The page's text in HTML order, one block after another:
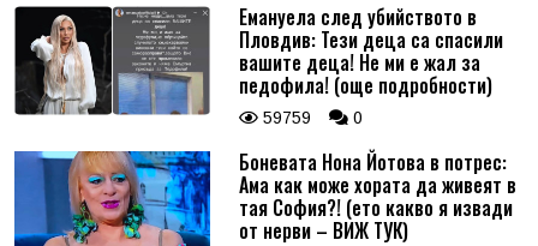
Емануела след убийството в
Пловдив: Тези деца са спасили
вашите деца! Не ми е жал за
педофила! (още подробности)
59759 0
Боневата Нона Йотова в потрес:
Ама как може хората да живеят в
тая София?! (ето какво я извади
от нерви – ВИЖ ТУК)